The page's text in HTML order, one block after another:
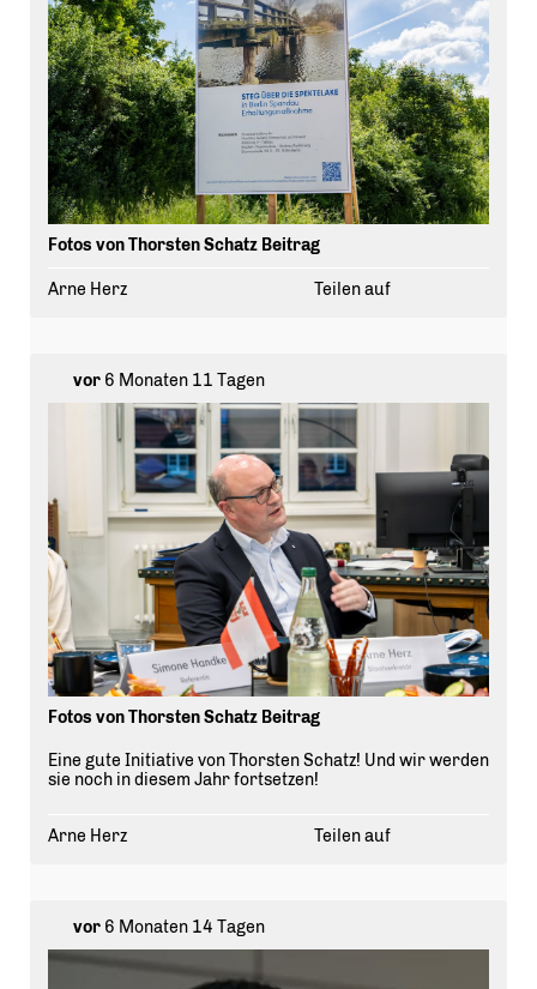
Fotos von Thorsten Schatz Beitrag
Arne Herz Teilen auf
vor6 Monaten 11 Tagen
Fotos von Thorsten Schatz Beitrag
Eine gute Initiative von Thorsten Schatz! Und wir werden
sie noch in diesem Jahr fortsetzen!
Arne Herz Teilen auf
vor6 Monaten 14 Tagen